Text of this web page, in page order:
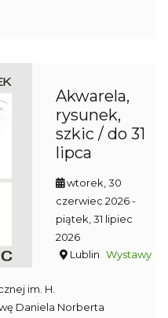
Akwarela,
rysunek,
szkic / do 31
lipca
wtorek, 30
czerwiec 2026-
piątek, 31 lipiec
2026
Lublin Wystawy
im. H.
Daniela Norberta